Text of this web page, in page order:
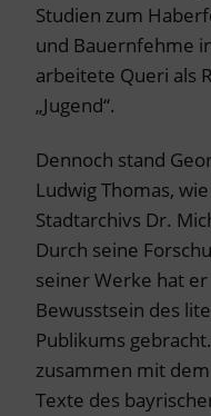
Studien zum
und Bauernfehme
arbeitete Queri als
„Jugend“.
Dennoch stand
Ludwig Thomas,
Stadtarchivs Dr.
Durch seine
seiner Werke hat
Bewusstsein des
Publikums
zusammen mit
Texte des